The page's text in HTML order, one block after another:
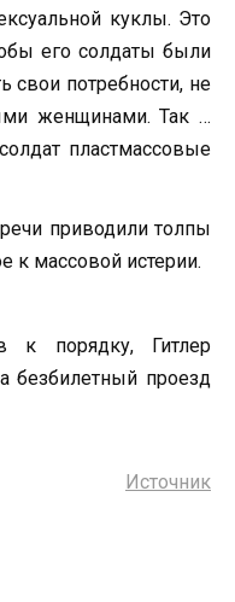
куклы. Это
его солдаты были
свои потребности, не
женщинами. Так …
пластмассовые
приводили толпы
к массовой истерии.
к порядку, Гитлер
безбилетный проезд
Источник